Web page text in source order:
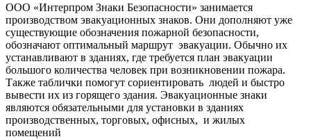
ООО «Интерпром Знаки Безопасности» занимается
производством эвакуационных знаков. Они дополняют уже
существующие обозначения пожарной безопасности,
обозначают оптимальный маршрут эвакуации. Обычно их
устанавливают в зданиях, где требуется план эвакуации
большого количества человек при возникновении пожара.
Также таблички помогут сориентировать людей и быстро
вывести их из горящего здания. Эвакуационные знаки
являются обязательными для установки в зданиях
производственных, торговых, офисных, и жилых
помещений